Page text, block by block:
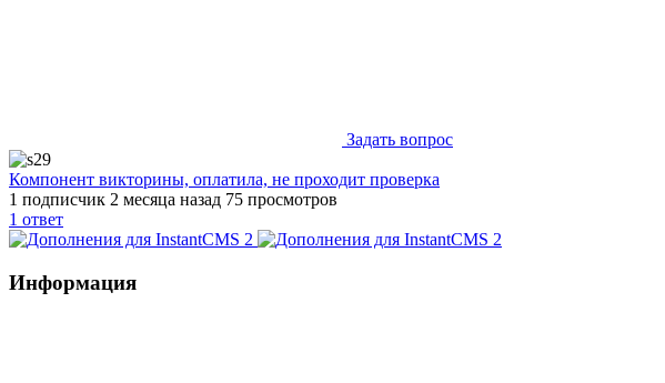
Задать вопрос
Компонент викторины, оплатила, не проходит проверка
1 подписчик 2 месяца назад 75 просмотров
1 ответ
Информация